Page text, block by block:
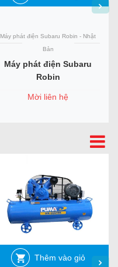
Máy phát điện Subaru Robin - Nhật
Bản
Máy phát điện Subaru
Robin
Mời liên hệ
Thêm vào giỏ